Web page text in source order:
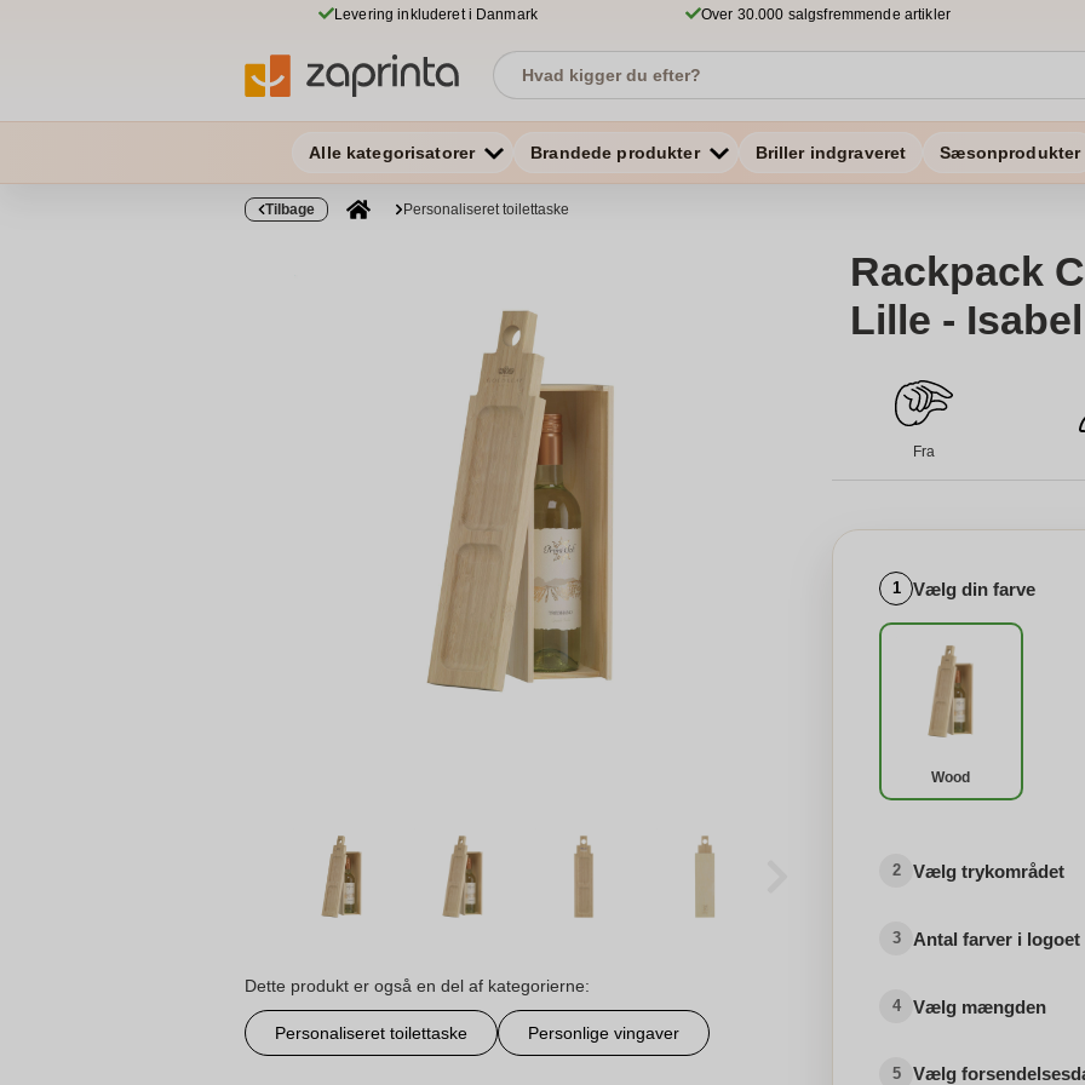
Levering inkluderet i Danmark Over 30.000 salgsfremmende artikler
Alle kategorisatorer Brandede produkter Briller indgraveret Sæsonprodukter
Tilbage Personaliseret toilettaske
Dette produkt er også en del af kategorierne:
Personaliseret toilettaske Personlige vingaver
Rackpack
Lille -
Fra
1 Vælg din farve
Wood
2 Vælg trykområdet
3 Antal farver i logoet
4 Vælg mængden
5 Vælg